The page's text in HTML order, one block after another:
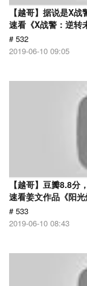
【越哥】据说是X
速看《X战警：逆转
# 532
2019-06-10 09:05
【越哥】豆瓣8.8分
速看姜文作品《阳光
# 533
2019-06-10 08:43